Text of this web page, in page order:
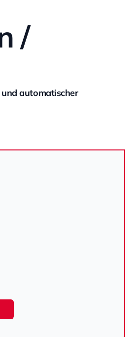
/
automatischer